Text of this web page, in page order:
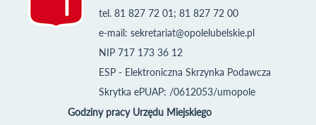
tel. 81 827 72 01; 81 827 72 00
e-mail: sekretariat@opolelubelskie.pl
NIP 717 173 36 12
ESP - Elektroniczna Skrzynka Podawcza
Skrytka ePUAP: /0612053/umopole
Godziny pracy Urzędu Miejskiego